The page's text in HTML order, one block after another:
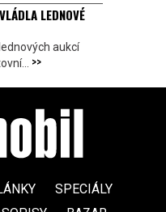
LEDNOVÉ
aukcí
>>
SPECIÁLY